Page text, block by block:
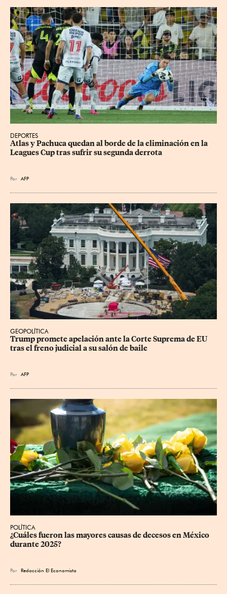
DEPORTES
Atlas y Pachuca quedan al borde de la eliminación en la
Leagues Cup tras sufrir su segunda derrota
Por AFP
GEOPOLÍTICA
Trump promete apelación ante la Corte Suprema de EU
tras el freno judicial a su salón de baile
Por AFP
POLÍTICA
¿Cuáles fueron las mayores causas de decesos en México
durante 2025?
Por Redacción El Economista